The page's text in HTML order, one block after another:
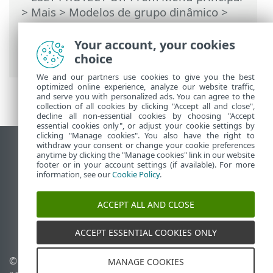
> Mais>Modelos de grupo dinâmico>
Modelo de grupo dinâmico - exemplos>
Grupo dinâmico - um computador está
em uma subrede específica
Ver site para desktop
End of Life
Base de conhecimento ESET
Fórum ESET
ESET Status Portal
Suporte regional
© 1992 - 2026 ESET, spol. s
Gerenciar cookies
Your account, your cookies
choice
We and our partners use cookies to give you the best
optimized online experience, analyze our website traffic,
and serve you with personalized ads. You can agree to the
collection of all cookies by clicking "Accept all and close",
decline all non-essential cookies by choosing "Accept
essential cookies only", or adjust your cookie settings by
clicking "Manage cookies". You also have the right to
withdraw your consent or change your cookie preferences
anytime by clicking the "Manage cookies" link in our website
footer or in your account settings (if available). For more
information, see ourCookie Policy.
ACCEPT ALL AND CLOSE
ACCEPT ESSENTIAL COOKIES ONLY
MANAGE COOKIES